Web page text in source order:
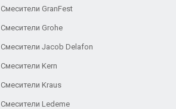
Смесители GranFest
Смесители Grohe
Смесители Jacob Delafon
Смесители Kern
Смесители Kraus
Смесители Ledeme